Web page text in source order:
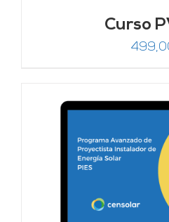
Curso